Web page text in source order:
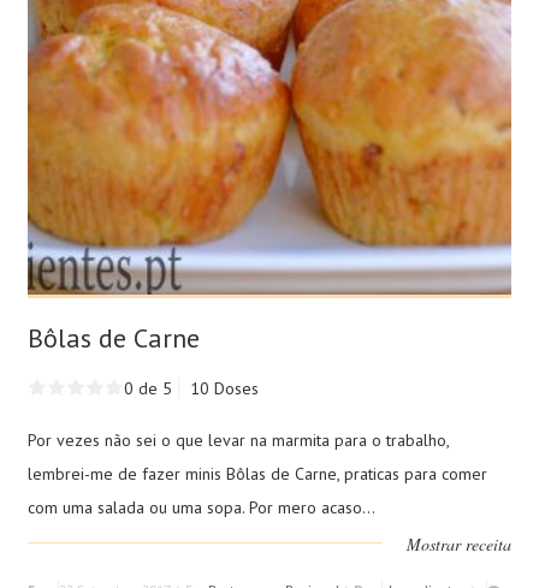
Bôlas de Carne
0 de 5 10 Doses
Por vezes não sei o que levar na marmita para o trabalho,
lembrei-me de fazer minis Bôlas de Carne, praticas para comer
com uma salada ou uma sopa. Por mero acaso...
Mostrar receita